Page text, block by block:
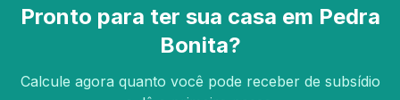
Pronto para ter sua casa em Pedra
Bonita?
Calcule agora quanto você pode receber de subsídio